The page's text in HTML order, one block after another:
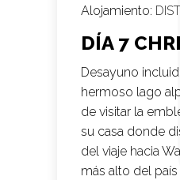
Alojamiento:
DÍA 7
Desayuno
hermoso lago
de visitar la
su casa donde
del viaje hacia
más alto del